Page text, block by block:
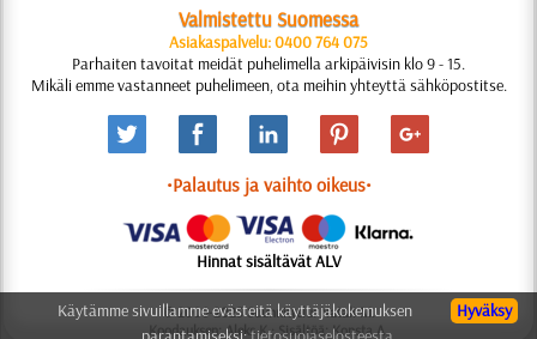
Valmistettu Suomessa
Asiakaspalvelu: 0400 764 075
Parhaiten tavoitat meidät puhelimella arkipäivisin klo 9 - 15.
Mikäli emme vastanneet puhelimeen, ota meihin yhteyttä sähköpostitse.
•Palautus ja vaihto oikeus•
Hinnat sisältävät ALV
© 2006-2025 Suunnittelu: Natali M.
Koodauksen: Aleks K.; Sisältöä: Konsta A.
Hyväksy
Käytämme sivuillamme evästeitä käyttäjäkokemuksen